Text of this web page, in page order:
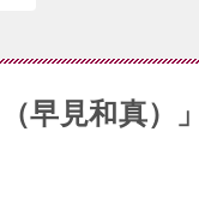
早見和真